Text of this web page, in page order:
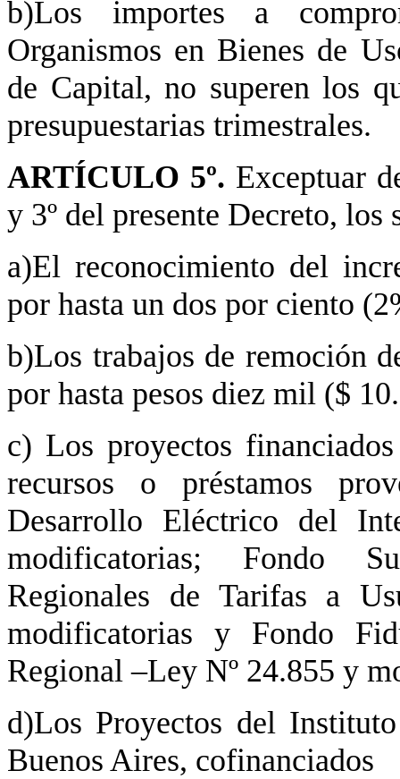
b)Los importes a
Organismos en Bienes de
de Capital, no superen los
presupuestarias trimestrales.
ARTÍCULO 5º. Exceptuar
y 3º del presente Decreto, los
a)El reconocimiento del
por hasta un dos por ciento
b)Los trabajos de remoción
por hasta pesos diez mil ($
c) Los proyectos
recursos o préstamos
Desarrollo Eléctrico del
modificatorias; Fondo
Regionales de Tarifas a
modificatorias y Fondo
Regional –Ley Nº 24.855 y
d)Los Proyectos del
Buenos Aires, cofinanciados